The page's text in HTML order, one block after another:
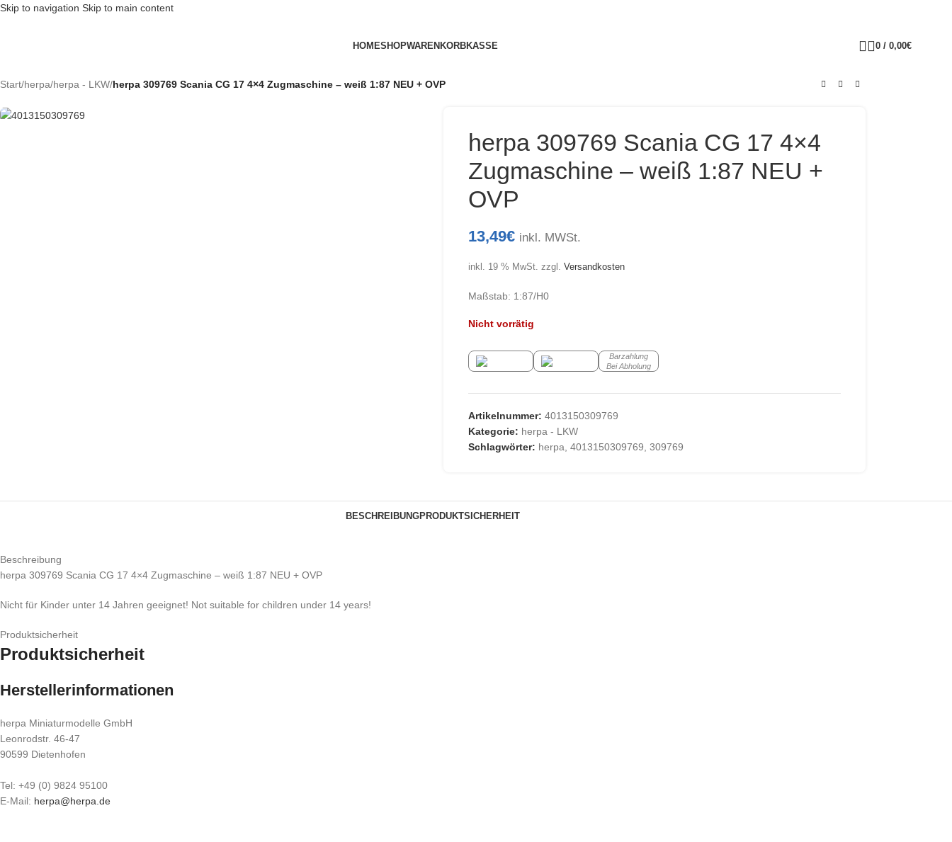
Skip to navigation Skip to main content
HOMESHOPWARENKORBKASSE 0 / 0,00€
Start/herpa/herpa - LKW/herpa 309769 Scania CG 17 4×4 Zugmaschine – weiß 1:87 NEU + OVP
herpa 309769 Scania CG 17 4×4
Zugmaschine – weiß 1:87 NEU +
OVP
13,49€ inkl. MWSt.
inkl. 19 % MwSt. zzgl. Versandkosten
Maßstab: 1:87/H0
Nicht vorrätig
Barzahlung
Bei Abholung
Artikelnummer: 4013150309769
Kategorie: herpa - LKW
Schlagwörter: herpa 4013150309769 309769
BESCHREIBUNGPRODUKTSICHERHEIT
Beschreibung
herpa 309769 Scania CG 17 4×4 Zugmaschine – weiß 1:87 NEU + OVP
Nicht für Kinder unter 14 Jahren geeignet! Not suitable for children under 14 years!
Produktsicherheit
Produktsicherheit
Herstellerinformationen
herpa Miniaturmodelle GmbH
Leonrodstr. 46-47
90599 Dietenhofen
Tel: +49 (0) 9824 95100
E-Mail: herpa@herpa.de